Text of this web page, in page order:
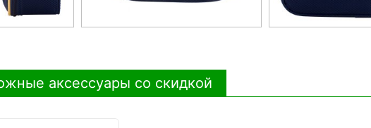
аксессуары со скидкой